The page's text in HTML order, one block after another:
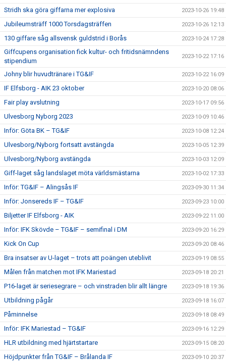
Stridh ska göra giffarna mer explosiva 2023-10-26 19:48
Jubileumsträff 1000 Torsdagsträffen 2023-10-26 12:13
130 giffare såg allsvensk guldstrid i Borås 2023-10-24 17:28
Giffcupens organisation fick kultur- och fritidsnämndens
stipendium
2023-10-22 17:16
Johny blir huvudtränare i TG&IF 2023-10-22 16:09
IF Elfsborg - AIK 23 oktober 2023-10-20 08:06
Fair play avslutning 2023-10-17 09:56
Ulvesborg Nyborg 2023 2023-10-09 10:46
Inför: Göta BK – TG&IF 2023-10-08 12:24
Ulvesborg/Nyborg fortsatt avstängda 2023-10-05 12:39
Ulvesborg/Nyborg avstängda 2023-10-03 12:09
Giff-laget såg landslaget möta världsmästarna 2023-10-02 17:33
Inför: TG&IF – Alingsås IF 2023-09-30 11:34
Inför: Jonsereds IF – TG&IF 2023-09-23 10:00
Biljetter IF Elfsborg - AIK 2023-09-22 11:00
Inför: IFK Skövde – TG&IF – semifinal i DM 2023-09-20 16:29
Kick On Cup 2023-09-20 08:46
Bra insatser av U-laget – trots att poängen uteblivit 2023-09-19 08:55
Målen från matchen mot IFK Mariestad 2023-09-18 20:21
P16-laget är seriesegrare – och vinstraden blir allt längre 2023-09-18 19:36
Utbildning pågår 2023-09-18 16:07
Påminnelse 2023-09-18 08:49
Inför: IFK Mariestad – TG&IF 2023-09-16 12:29
HLR utbildning med hjärtstartare 2023-09-15 08:20
Höjdpunkter från TG&IF – Brålanda IF 2023-09-10 20:37